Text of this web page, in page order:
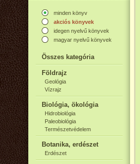
minden könyv
akciós könyvek
idegen nyelvű könyvek
magyar nyelvű könyvek
Összes kategória
Földrajz
Geológia
Vízrajz
Biológia, ökológia
Hidrobiológia
Paleobiológia
Természetvédelem
Botanika, erdészet
Erdészet